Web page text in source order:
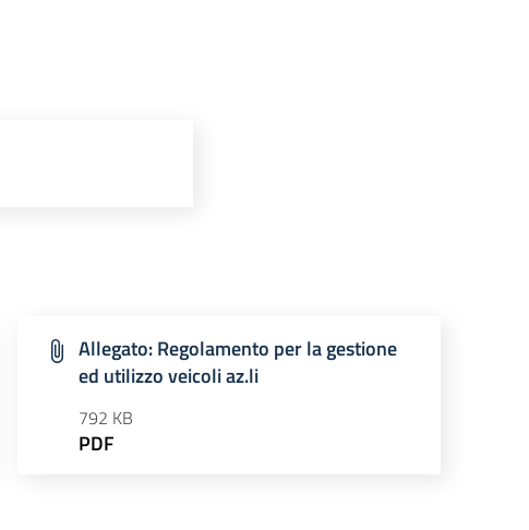
Allegato: Regolamento per la gestione
ed utilizzo veicoli az.li
792 KB
PDF